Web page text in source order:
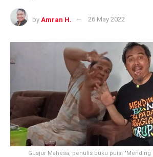
by Amran H. 26 May 2022
Gusjur Mahesa, penulis buku puisi "Mending